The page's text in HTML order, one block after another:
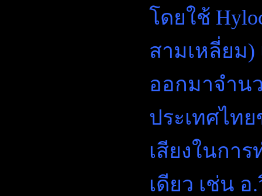
โดยใช้
สามเหลี่ยม
ออกมาจำน
ประเทศไท
เสียงในกา
เดียว เช่น